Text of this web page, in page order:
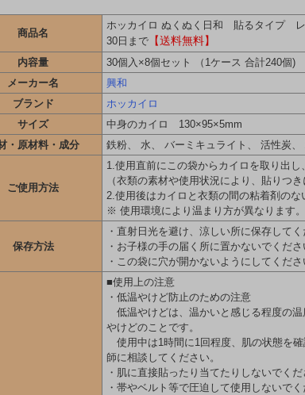
商品名
ホッカイロ ぬくぬく日和 貼るタイプ
30日まで 【送料無料】
内容量
30個入×8個セット （1ケース 合計240個)
メーカー名
興和
ブランド
ホッカイロ
サイズ
中身のカイロ 130×95×5mm
・原材料・成分
鉄粉、 水、 バーミキュライト、 活性炭
ご使用方法
1.使用直前にこの袋からカイロを取り出
（衣類の素材や使用状況により、貼りつ
2.使用後はカイロと衣類の間の粘着剤の
※ 使用環境により温まり方が異なります。
保存方法
・直射日光を避け、涼しい所に保存してく
・お子様の手の届く所に置かないでくださ
・この袋に穴が開かないようにしてくださ
■使用上の注意
・低温やけど防止のための注意
低温やけどは、温かいと感じる程度の
やけどのことです。
使用中は1時間に1回程度、肌の状態を
師に相談してください。
・肌に直接貼ったり当てたりしないでくだ
・帯やベルト等で圧迫して使用しないでく